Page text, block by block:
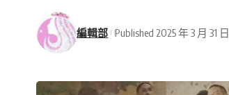
編輯部 Published 2025 年 3 月 31 日